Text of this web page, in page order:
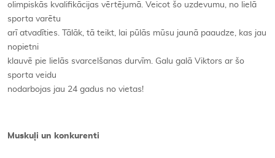
olimpiskās kvalifikācijas vērtējumā. Veicot šo uzdevumu, no lielā
sporta varētu
arī atvadīties. Tālāk, tā teikt, lai pūlās mūsu jaunā paaudze, kas jau
nopietni
klauvē pie lielās svarcelšanas durvīm. Galu galā Viktors ar šo
sporta veidu
nodarbojas jau 24 gadus no vietas!
Muskuļi un konkurenti